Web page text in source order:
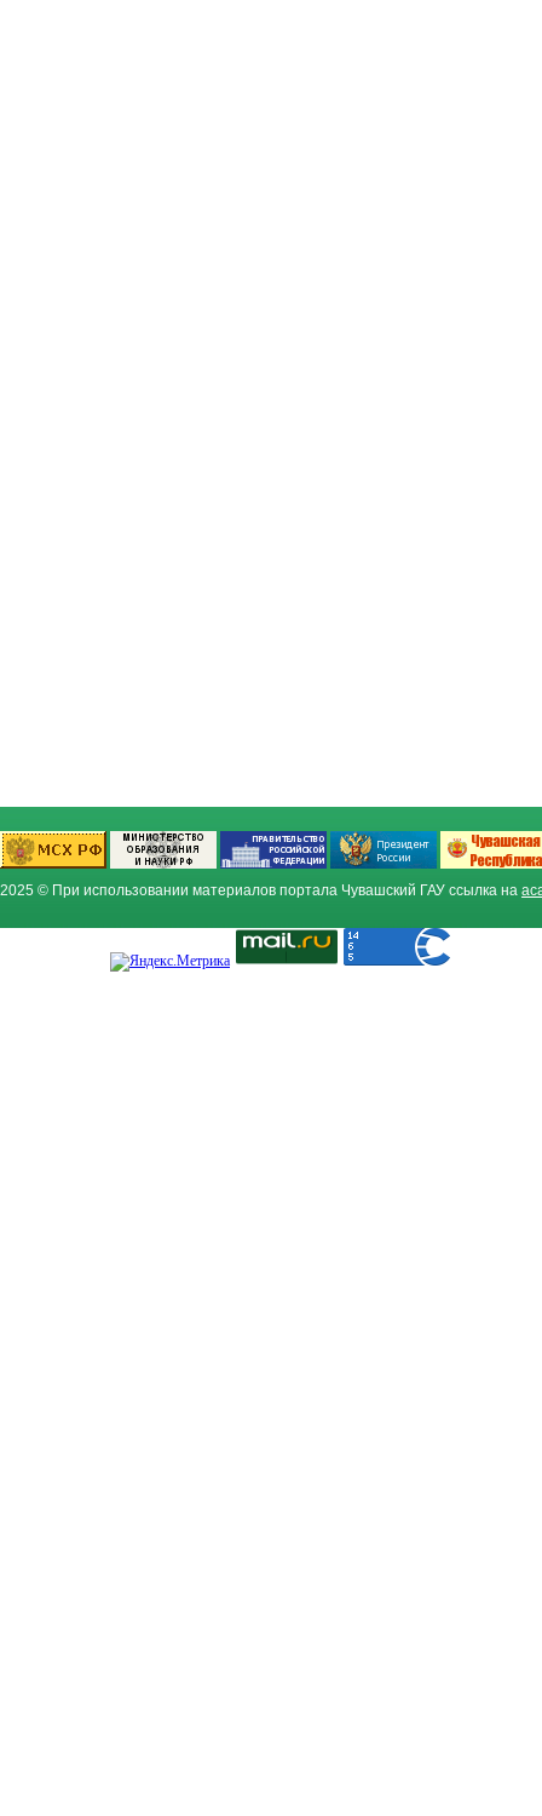
2025 © При использовании материалов портала Чувашский ГАУ ссылка на